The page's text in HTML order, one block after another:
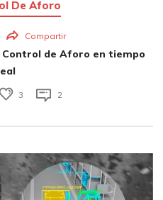
De Aforo
Compartir
de Aforo en tiempo
3 2